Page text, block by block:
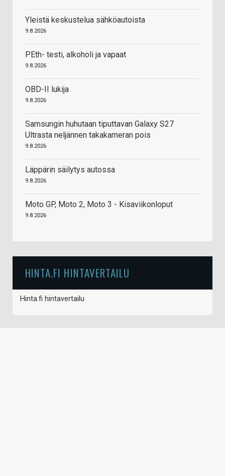
Yleistä keskustelua sähköautoista
9.8.2026
PEth- testi, alkoholi ja vapaat
9.8.2026
OBD-II lukija
9.8.2026
Samsungin huhutaan tiputtavan Galaxy S27
Ultrasta neljännen takakameran pois
9.8.2026
Läppärin säilytys autossa
9.8.2026
Moto GP, Moto 2, Moto 3 - Kisaviikonloput
9.8.2026
HINTA.FI HINTAVERTAILU
Hinta.fi hintavertailu